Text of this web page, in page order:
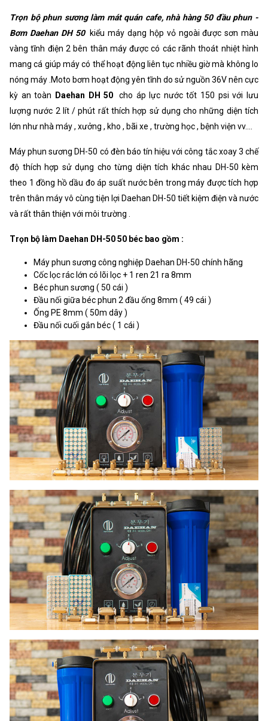
Trọn bộ phun sương làm mát quán cafe, nhà hàng 50 đầu phun -
Bơm Daehan DH 50 kiểu máy dạng hộp vỏ ngoài được sơn màu
vàng tĩnh điện 2 bên thân máy được có các rãnh thoát nhiệt hình
mang cá giúp máy có thể hoạt động liên tục nhiều giờ mà không lo
nóng máy .Moto bơm hoạt động yên tĩnh do sử nguồn 36V nên cực
kỳ an toàn Daehan DH 50
cho áp lực nước tốt 150 psi với lưu
lượng nước 2 lít / phút rất thích hợp sử dụng cho những diện tích
lớn như nhà máy , xưởng , kho , bãi xe , trường học , bệnh viện vv....
Máy phun sương DH-50 có đèn báo tín hiệu với công tắc xoay 3 chế
độ thích hợp sử dụng cho từng diện tích khác nhau DH-50 kèm
theo 1 đồng hồ dầu đo áp suất nước bên trong máy được tích hợp
trên thân máy vô cùng tiện lợi Daehan DH-50 tiết kiệm điện và nước
và rất thân thiện với môi trường .
Trọn bộ làm Daehan DH-50 50 béc bao gồm :
Máy phun sương công nghiệp Daehan DH-50 chính hãng
Cốc lọc rác lớn có lõi lọc + 1 ren 21 ra 8mm
Béc phun sương ( 50 cái )
Đầu nối giữa béc phun 2 đầu ống 8mm ( 49 cái )
Ống PE 8mm ( 50m dây )
Đầu nối cuối gắn béc ( 1 cái )